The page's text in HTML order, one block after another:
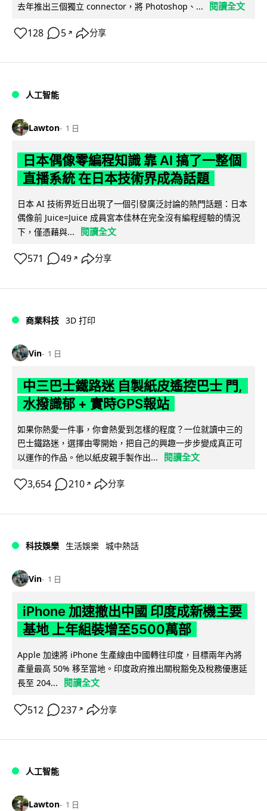
去年推出三個獨立 connector，將 Photoshop、... 閱讀全文
128 5 ↗ 分享
人工智能
Lawton 1 日
日本偶像零編程知識 靠 AI 搞了一整個
直播系統 在日本技術界成為話題
日本 AI 技術界近日出現了一個引發廣泛討論的熱門話題：日本
偶像前 Juice=Juice 成員宮本佳林在完全沒有編程經驗的情況
下，僅憑藉與...
閱讀全文
571 49 ↗ 分享
商業科技 3D 打印
Vin 1 日
中三巴士鐵路迷 自製紙皮遙控巴士 門,
水撥識郁 + 實時GPS報站
如果你熱愛一件事，你會熱愛到怎樣的程度？一位就讀中三的
巴士鐵路迷，選擇由零開始，把自己的興趣一步步變成真正可
以運作的作品。他以紙皮親手製作出...
閱讀全文
3,654 210 ↗ 分享
科技娛樂 生活娛樂 城中熱話
Vin 1 日
iPhone 加速撤出中國 印度成新機主要
基地 上年組裝增至5500萬部
Apple 加速將 iPhone 生產線由中國轉往印度，目標兩年內將
產量最高 50% 移至當地。印度政府推出關稅豁免及稅務優惠延
長至 204...
閱讀全文
512 237 ↗ 分享
人工智能
Lawton 1 日